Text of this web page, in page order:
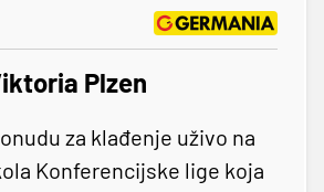
Plzen
za klađenje uživo na
Konferencijske lige koja